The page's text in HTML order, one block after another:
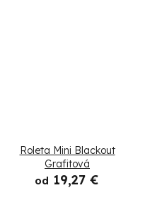
Roleta Mini Blackout
Grafitová
od 19,27 €